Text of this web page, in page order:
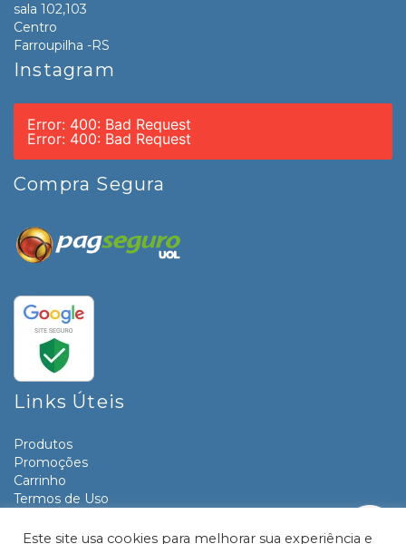
sala 102,103
Centro
Farroupilha -RS
Instagram
Error: 400: Bad Request
Error: 400: Bad Request
Compra Segura
Links Úteis
Produtos
Promoções
Carrinho
Termos de Uso
Contato
Este site usa cookies para melhorar sua experiência e